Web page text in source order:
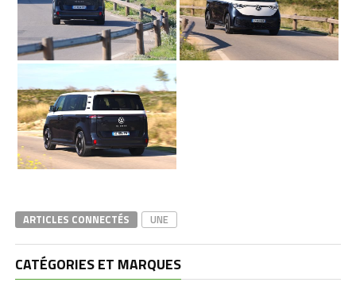
ARTICLES CONNECTÉS UNE
CATÉGORIES ET MARQUES